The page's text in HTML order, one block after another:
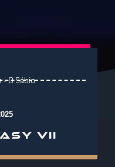
- O Sábio
VII